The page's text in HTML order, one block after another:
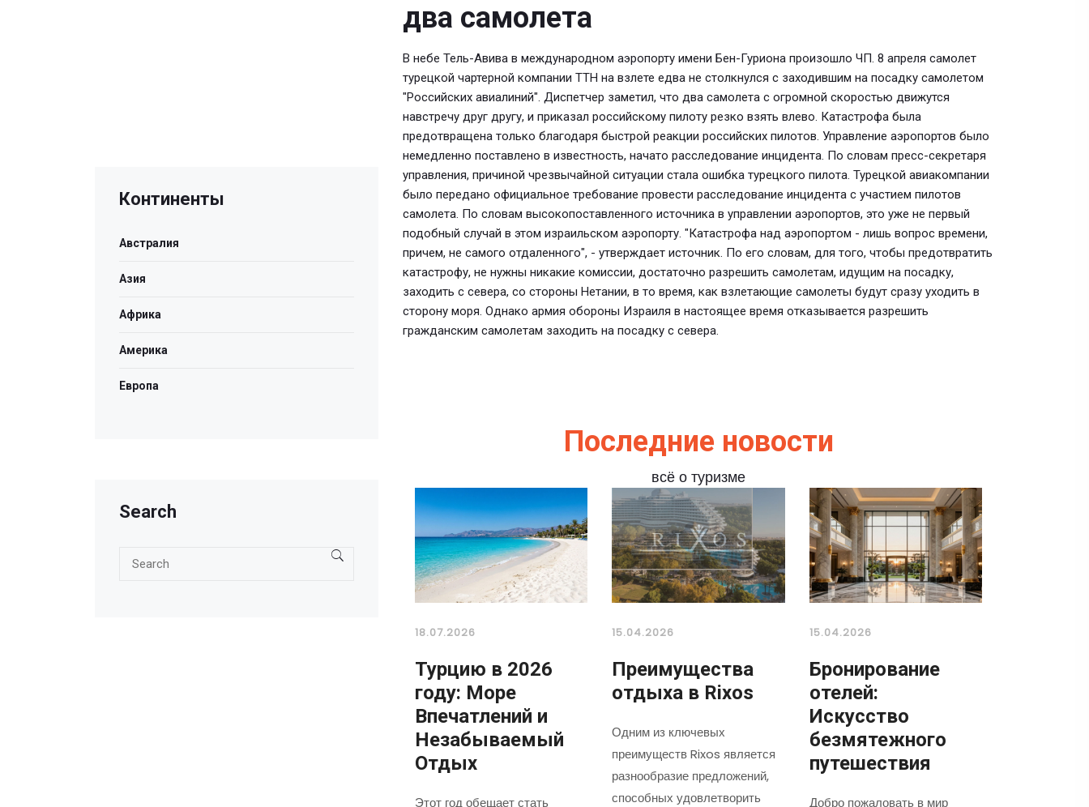
два самолета
В небе Тель-Авива в международном аэропорту имени Бен-Гуриона произошло ЧП. 8 апреля самолет
турецкой чартерной компании TTH на взлете едва не столкнулся с заходившим на посадку самолетом
"Российских авиалиний". Диспетчер заметил, что два самолета с огромной скоростью движутся
навстречу друг другу, и приказал российскому пилоту резко взять влево. Катастрофа была
предотвращена только благодаря быстрой реакции российских пилотов. Управление аэропортов было
немедленно поставлено в известность, начато расследование инцидента. По словам пресс-секретаря
управления, причиной чрезвычайной ситуации стала ошибка турецкого пилота. Турецкой авиакомпании
было передано официальное требование провести расследование инцидента с участием пилотов
самолета. По словам высокопоставленного источника в управлении аэропортов, это уже не первый
подобный случай в этом израильском аэропорту. "Катастрофа над аэропортом - лишь вопрос времени,
причем, не самого отдаленного", - утверждает источник. По его словам, для того, чтобы предотвратить
катастрофу, не нужны никакие комиссии, достаточно разрешить самолетам, идущим на посадку,
заходить с севера, со стороны Нетании, в то время, как взлетающие самолеты будут сразу уходить в
сторону моря. Однако армия обороны Израиля в настоящее время отказывается разрешить
гражданским самолетам заходить на посадку с севера.
Последние новости
всё о туризме
18.07.2026
Турцию в 2026
году: Море
Впечатлений и
Незабываемый
Отдых
Этот год обещает стать
15.04.2026
Преимущества
отдыха в Rixos
Одним из ключевых
преимуществ Rixos является
разнообразие предложений,
способных удовлетворить
15.04.2026
Бронирование
отелей:
Искусство
безмятежного
путешествия
Добро пожаловать в мир
Континенты
Австралия
Азия
Африка
Америка
Европа
Search